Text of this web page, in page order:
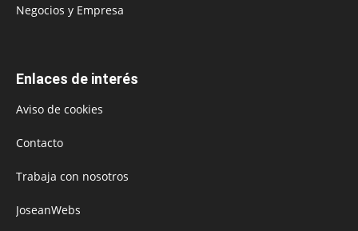
Negocios y Empresa
Enlaces de interés
Aviso de cookies
Contacto
Trabaja con nosotros
JoseanWebs